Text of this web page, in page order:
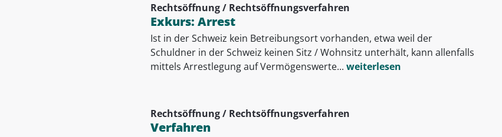
Rechtsöffnung / Rechtsöffnungsverfahren
Exkurs: Arrest
Ist in der Schweiz kein Betreibungsort vorhanden, etwa weil der
Schuldner in der Schweiz keinen Sitz / Wohnsitz unterhält, kann allenfalls
mittels Arrestlegung auf Vermögenswerte... weiterlesen
Rechtsöffnung / Rechtsöffnungsverfahren
Verfahren